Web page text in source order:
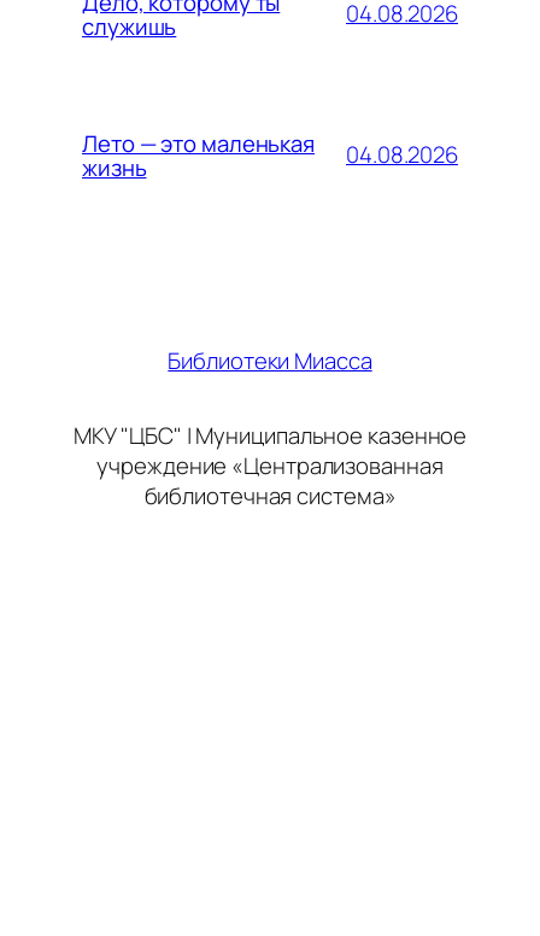
служишь 04.08.2026
Лето — это маленькая
жизнь 04.08.2026
Библиотеки Миасса
МКУ "ЦБС" | Муниципальное казенное
учреждение «Централизованная
библиотечная система»